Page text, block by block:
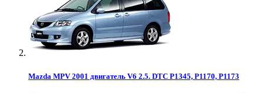
Mazda MPV 2001 двигатель V6 2.5. DTC P1345, P1170, P1173